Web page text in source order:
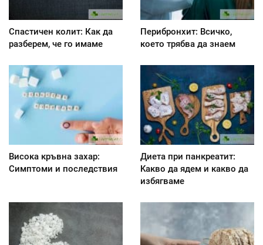
Спастичен колит: Как да
разберем, че го имаме
Перибронхит: Всичко,
което трябва да знаем
Висока кръвна захар:
Симптоми и последствия
Диета при панкреатит:
Kакво да ядем и какво да
избягваме